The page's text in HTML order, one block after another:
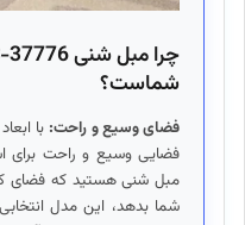
شماست؟
فضای وسیع و راحت: با ابعاد
فضایی وسیع و راحت برای
مبل شنی هستید که فضای
شما بدهد، این مدل